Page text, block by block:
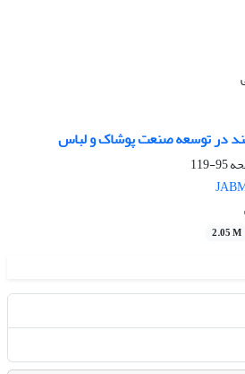
در توسعه صنعت پوشاک و لباس
95-119
2.05 M